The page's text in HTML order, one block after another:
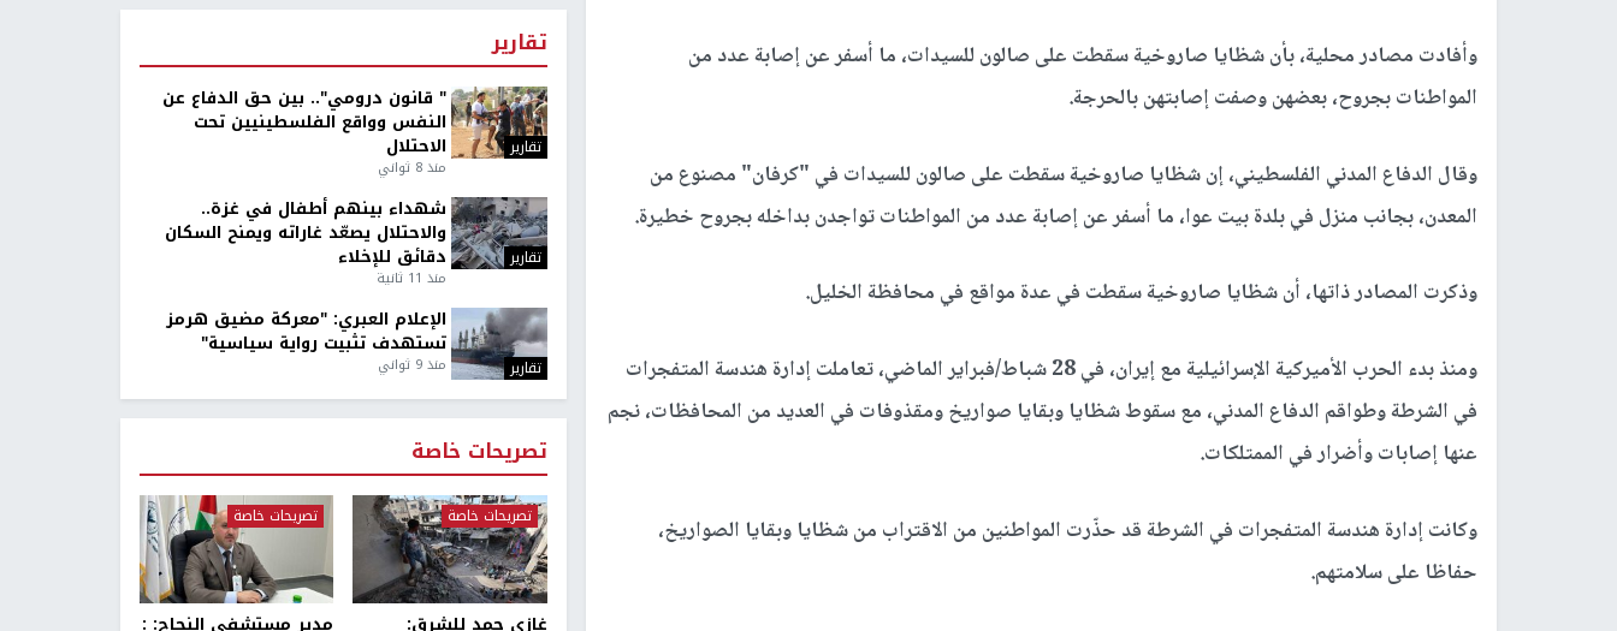
وأفادت مصادر محلية، بأن شظايا صاروخية سقطت على صالون للسيدات، ما أسفر عن إصابة عدد من
المواطنات بجروح، بعضهن وصفت إصابتهن بالحرجة.
وقال الدفاع المدني الفلسطيني، إن شظايا صاروخية سقطت على صالون للسيدات في "كرفان" مصنوع من
المعدن، بجانب منزل في بلدة بيت عوا، ما أسفر عن إصابة عدد من المواطنات تواجدن بداخله بجروح خطيرة.
وذكرت المصادر ذاتها، أن شظايا صاروخية سقطت في عدة مواقع في محافظة الخليل.
ومنذ بدء الحرب الأميركية الإسرائيلية مع إيران، في 28 شباط/فبراير الماضي، تعاملت إدارة هندسة المتفجرات
في الشرطة وطواقم الدفاع المدني، مع سقوط شظايا وبقايا صواريخ ومقذوفات في العديد من المحافظات، نجم
عنها إصابات وأضرار في الممتلكات.
وكانت إدارة هندسة المتفجرات في الشرطة قد حذّرت المواطنين من الاقتراب من شظايا وبقايا الصواريخ،
حفاظا على سلامتهم.
تقارير
تقارير
" قانون درومي".. بين حق الدفاع عن
النفس وواقع الفلسطينيين تحت
الاحتلال
منذ 8 ثواني
تقارير
شهداء بينهم أطفال في غزة..
والاحتلال يصعّد غاراته ويمنح السكان
دقائق للإخلاء
منذ 11 ثانية
تقارير
الإعلام العبري: "معركة مضيق هرمز
تستهدف تثبيت رواية سياسية"
منذ 9 ثواني
تصريحات خاصة
تصريحات خاصة
غازي حمد للشرق:
تصريحات خاصة
مدير مستشفى النجاح: :